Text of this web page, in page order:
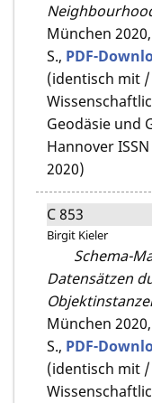
München 2020,
S., PDF-
(identisch mit
Geodäsie und
Hannover
2020)
C 853
Birgit Kieler
Schema-
Datensätzen
München 2020,
S., PDF-
(identisch mit